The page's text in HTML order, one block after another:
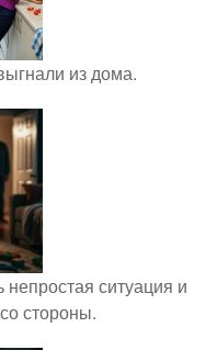
из дома.
ситуация и
стороны.